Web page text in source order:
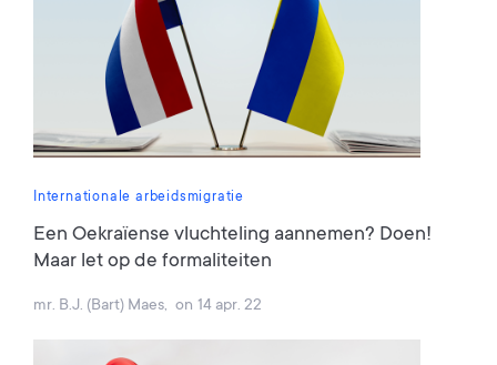
Internationale arbeidsmigratie
Een Oekraïense vluchteling aannemen? Doen!
Maar let op de formaliteiten
mr. B.J. (Bart) Maes, on 14 apr. 22